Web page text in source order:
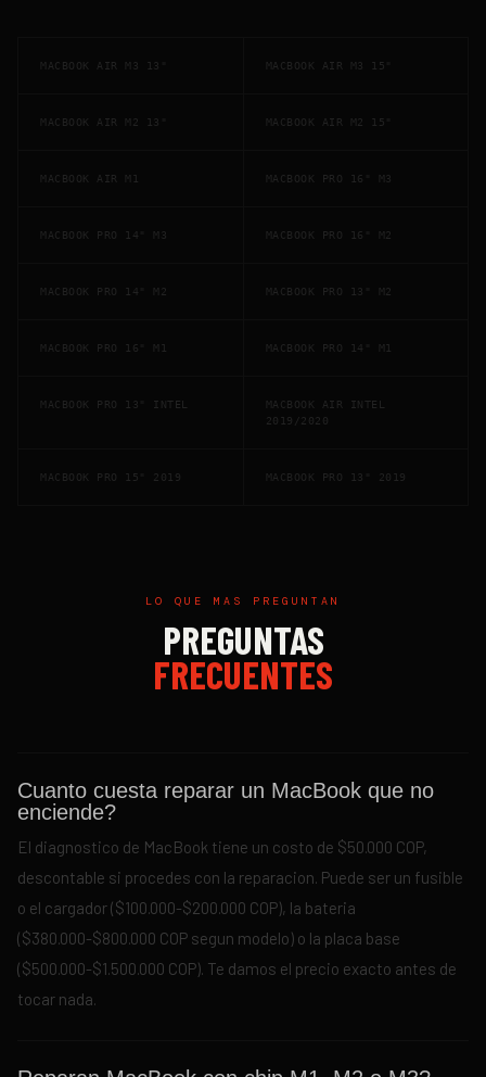
MACBOOK AIR M3 13" MACBOOK AIR M3 15"
MACBOOK AIR M2 13" MACBOOK AIR M2 15"
MACBOOK AIR M1 MACBOOK PRO 16" M3
MACBOOK PRO 14" M3 MACBOOK PRO 16" M2
MACBOOK PRO 14" M2 MACBOOK PRO 13" M2
MACBOOK PRO 16" M1 MACBOOK PRO 14" M1
MACBOOK PRO 13" INTEL
MACBOOK AIR INTEL
2019/2020
MACBOOK PRO 15" 2019 MACBOOK PRO 13" 2019
LO QUE MAS PREGUNTAN
PREGUNTAS
FRECUENTES
Cuanto cuesta reparar un MacBook que no
enciende?
El diagnostico de MacBook tiene un costo de $50.000 COP,
descontable si procedes con la reparacion. Puede ser un fusible
o el cargador ($100.000-$200.000 COP), la bateria
($380.000-$800.000 COP segun modelo) o la placa base
($500.000-$1.500.000 COP). Te damos el precio exacto antes de
tocar nada.